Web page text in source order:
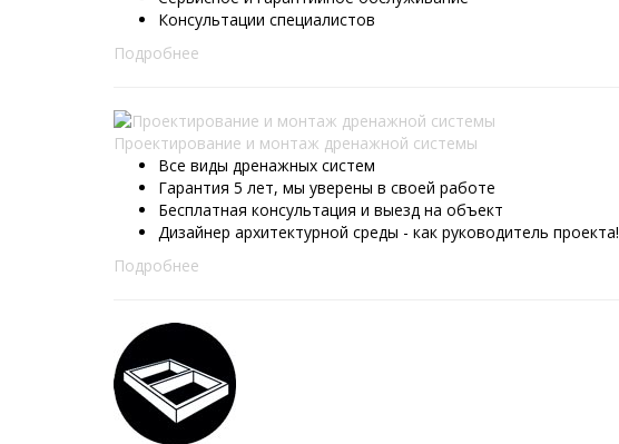
Консультации специалистов
Подробнее
Проектирование и монтаж дренажной системы
Все виды дренажных систем
Гарантия 5 лет, мы уверены в своей работе
Бесплатная консультация и выезд на объект
Дизайнер архитектурной среды - как руководитель проекта!
Подробнее